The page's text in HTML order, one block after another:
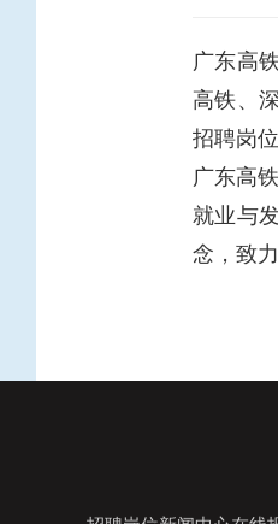
广东高
高铁、
招聘岗
广东高
就业与
念，致